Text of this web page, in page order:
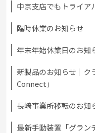
中京支店でもトライア
臨時休業のお知らせ
年末年始休業日のお知
新製品のお知らせ｜ク
Connect」
長崎事業所移転のお知
最新手動装置「グラン